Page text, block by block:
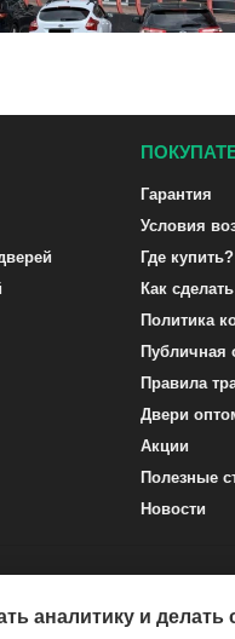
Гарантия
Условия
Где купить?
Как
Политика
Публичная
Правила
Двери
Акции
Полезные
Новости
аналитику и делать